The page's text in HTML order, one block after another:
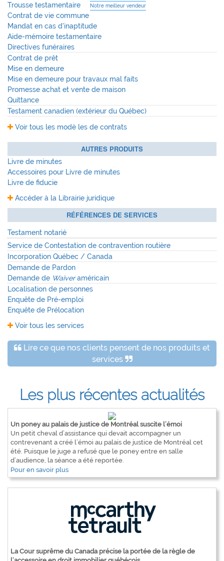
Trousse testamentaire Notre meilleur vendeur
Contrat de vie commune
Mandat en cas d'inaptitude
Aide-mémoire testamentaire
Directives funéraires
Contrat de prêt
Mise en demeure
Mise en demeure pour travaux mal faits
Promesse achat et vente de maison
Quittance
Testament canadien (extérieur du Québec)
Voir tous les modè les de contrats
AUTRES PRODUITS
Livre de minutes
Accessoires pour Livre de minutes
Livre de fiducie
Accéder à la Librairie juridique
RÉFÉRENCES DE SERVICES
Testament notarié
Service de Contestation de contravention routière
Incorporation Québec / Canada
Demande de Pardon
Demande de Waiveraméricain
Localisation de personnes
Enquête de Pré-emploi
Enquête de Prélocation
Voir tous les services
Lire ce que nos clients pensent de nos produits et
services
Les plus récentes actualités
Un poney au palais de justice de Montréal suscite l’émoi
Un petit cheval d’assistance qui devait accompagner un
contrevenant a créé l’émoi au palais de justice de Montréal cet
été. Puisque le juge a refusé que le poney entre en salle
d’audience, la séance a été reportée.
Pour en savoir plus
La Cour suprême du Canada précise la portée de la règle de